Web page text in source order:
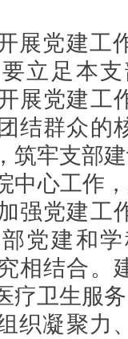
展党建工
立足本
展党建工
结群众的
筑牢支部建
中心工作
强党建工
党建和
相结合。
疗卫生服
织凝聚力